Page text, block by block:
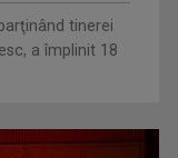
și verificările
tinerei
a împlinit 18